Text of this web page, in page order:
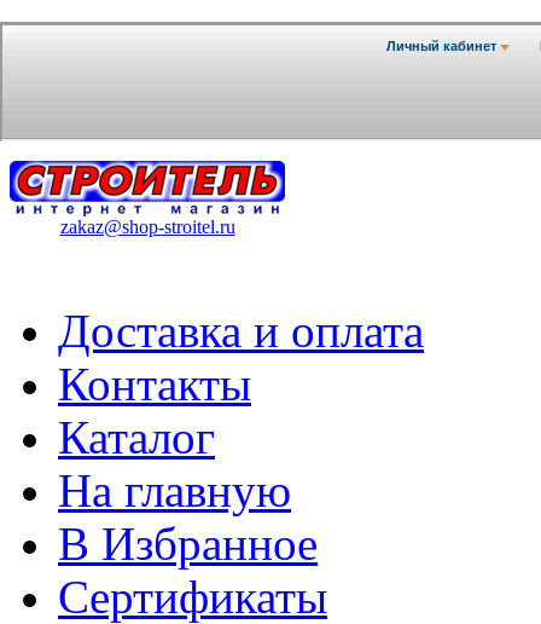
zakaz@shop-stroitel.ru
Доставка и оплата
Контакты
Каталог
На главную
В Избранное
Сертификаты